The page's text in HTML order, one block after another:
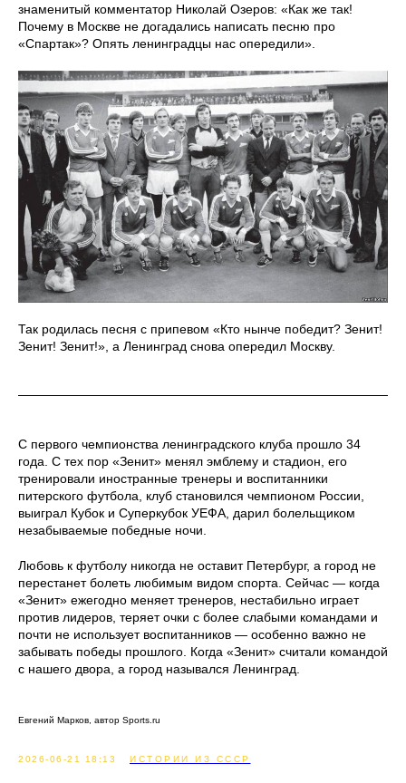
знаменитый комментатор Николай Озеров: «Как же так!
Почему в Москве не догадались написать песню про
«Спартак»? Опять ленинградцы нас опередили».
Так родилась песня с припевом «Кто нынче победит? Зенит!
Зенит! Зенит!», а Ленинград снова опередил Москву.
С первого чемпионства ленинградского клуба прошло 34
года. С тех пор «Зенит» менял эмблему и стадион, его
тренировали иностранные тренеры и воспитанники
питерского футбола, клуб становился чемпионом России,
выиграл Кубок и Суперкубок УЕФА, дарил болельщиком
незабываемые победные ночи.
Любовь к футболу никогда не оставит Петербург, а город не
перестанет болеть любимым видом спорта. Сейчас — когда
«Зенит» ежегодно меняет тренеров, нестабильно играет
против лидеров, теряет очки с более слабыми командами и
почти не использует воспитанников — особенно важно не
забывать победы прошлого. Когда «Зенит» считали командой
с нашего двора, а город назывался Ленинград.
Евгений Марков, автор Sports.ru
2026-06-21 18:13 ИСТОРИИ ИЗ СССР